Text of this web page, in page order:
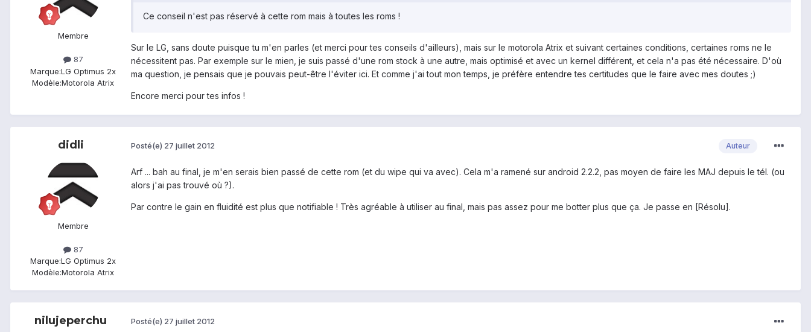
Membre
87
Marque:LG Optimus 2x
Modèle:Motorola Atrix
Ce conseil n'est pas réservé à cette rom mais à toutes les roms !
Sur le LG, sans doute puisque tu m'en parles (et merci pour tes conseils d'ailleurs), mais sur le motorola Atrix et suivant certaines conditions, certaines roms ne le
nécessitent pas. Par exemple sur le mien, je suis passé d'une rom stock à une autre, mais optimisé et avec un kernel différent, et cela n'a pas été nécessaire. D'où
ma question, je pensais que je pouvais peut-être l'éviter ici. Et comme j'ai tout mon temps, je préfère entendre tes certitudes que le faire avec mes doutes ;)
Encore merci pour tes infos !
didli
Membre
87
Marque:LG Optimus 2x
Modèle:Motorola Atrix
Auteur
Posté(e) 27 juillet 2012
Arf ... bah au final, je m'en serais bien passé de cette rom (et du wipe qui va avec). Cela m'a ramené sur android 2.2.2, pas moyen de faire les MAJ depuis le tél. (ou
alors j'ai pas trouvé où ?).
Par contre le gain en fluidité est plus que notifiable ! Très agréable à utiliser au final, mais pas assez pour me botter plus que ça. Je passe en [Résolu].
nilujeperchu Posté(e) 27 juillet 2012